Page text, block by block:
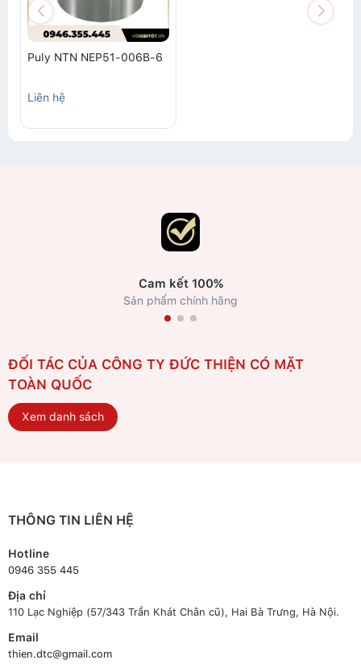
Puly NTN NEP51-006B-6
Liên hệ
Cam kết 100%
Sản phẩm chính hãng
ĐỐI TÁC CỦA CÔNG TY ĐỨC THIỆN CÓ MẶT
TOÀN QUỐC
Xem danh sách
THÔNG TIN LIÊN HỆ
Hotline
0946 355 445
Địa chỉ
110 Lạc Nghiệp (57/343 Trần Khát Chân cũ), Hai Bà Trưng, Hà Nội.
Email
thien.dtc@gmail.com